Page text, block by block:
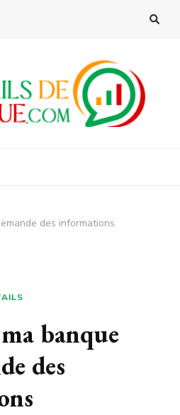
des informations
banque
des